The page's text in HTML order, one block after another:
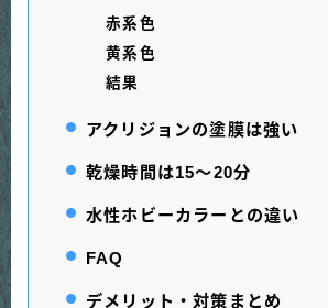
赤系色
黄系色
結果
アクリジョンの塗膜は強い
乾燥時間は15～20分
水性ホビーカラーとの違い
FAQ
デメリット・対策まとめ